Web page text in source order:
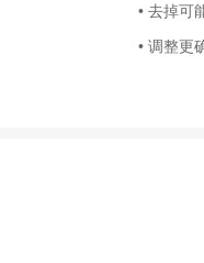
• 去掉可
• 调整更